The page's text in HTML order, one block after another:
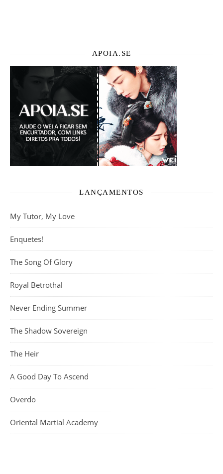
APOIA.SE
LANÇAMENTOS
My Tutor, My Love
Enquetes!
The Song Of Glory
Royal Betrothal
Never Ending Summer
The Shadow Sovereign
The Heir
A Good Day To Ascend
Overdo
Oriental Martial Academy